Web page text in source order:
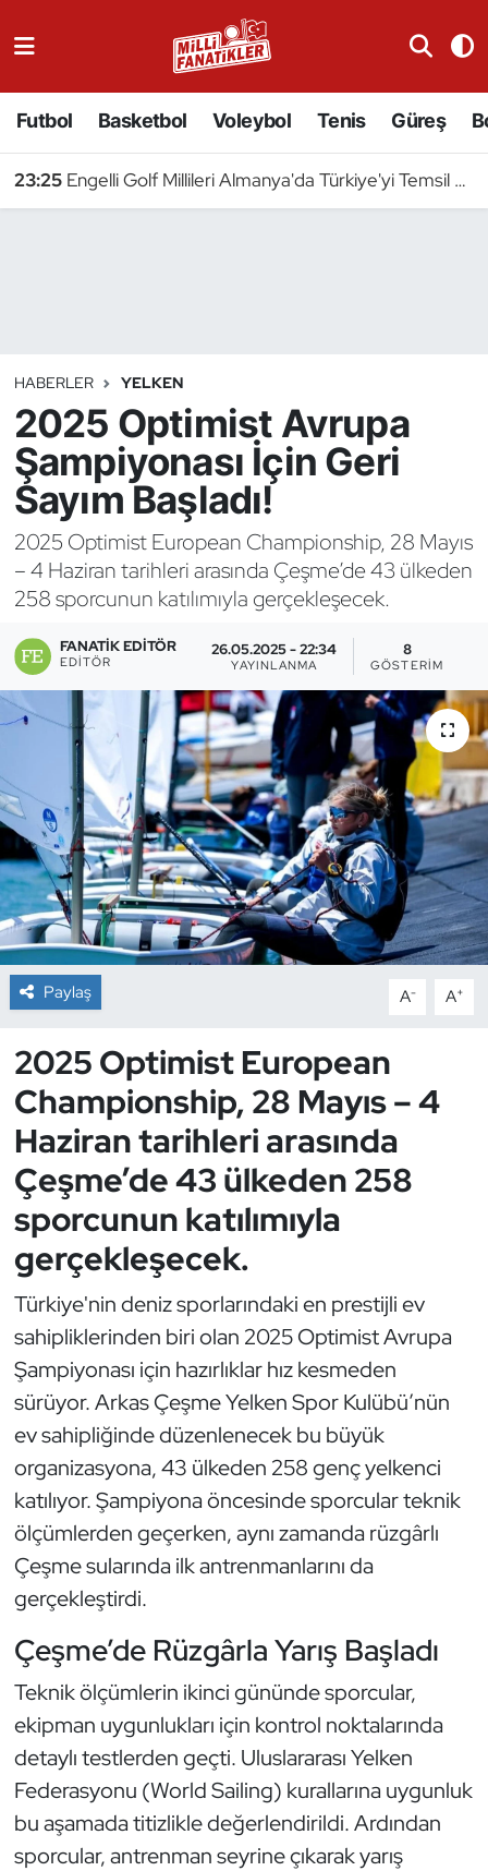
Futbol Basketbol Voleybol Tenis Güreş
23:25 Engelli Golf Millileri Almanya'da Türkiye'yi Temsil Edecek
HABERLER YELKEN
2025 Optimist Avrupa
Şampiyonası İçin Geri
Sayım Başladı!
2025 Optimist European Championship, 28 Mayıs
– 4 Haziran tarihleri arasında Çeşme’de 43 ülkeden
258 sporcunun katılımıyla gerçekleşecek.
FANATIK EDITÖR
EDITÖR
26.05.2025 - 22:34
YAYINLANMA
8
GÖSTERIM
Paylaş A- A+
2025 Optimist European
Championship, 28 Mayıs – 4
Haziran tarihleri arasında
Çeşme’de 43 ülkeden 258
sporcunun katılımıyla
gerçekleşecek.
Türkiye'nin deniz sporlarındaki en prestijli ev
sahipliklerinden biri olan 2025 Optimist Avrupa
Şampiyonası için hazırlıklar hız kesmeden
sürüyor. Arkas Çeşme Yelken Spor Kulübü’nün
ev sahipliğinde düzenlenecek bu büyük
organizasyona, 43 ülkeden 258 genç yelkenci
katılıyor. Şampiyona öncesinde sporcular teknik
ölçümlerden geçerken, aynı zamanda rüzgârlı
Çeşme sularında ilk antrenmanlarını da
gerçekleştirdi.
Çeşme’de Rüzgârla Yarış Başladı
Teknik ölçümlerin ikinci gününde sporcular,
ekipman uygunlukları için kontrol noktalarında
detaylı testlerden geçti. Uluslararası Yelken
Federasyonu (World Sailing) kurallarına uygunluk
bu aşamada titizlikle değerlendirildi. Ardından
sporcular, antrenman seyrine çıkarak yarış
Badminton
Binicilik
Bisiklet
Bocce Bowling Dart
Boks
Briç
Buz Hokeyi
Buz Pateni
Çim Hokeyi
Cimnastik
Curling
Dağcılık
Dövüş Sanatı
E-Spor
Eskrim
Futbol
Futsal
Genel
Golf
Güreş
Halter
Hava Sporları
Hentbol
İşitme Engelli Sporcular
Judo ve Kuraş
Kano ve Rafting
Karate